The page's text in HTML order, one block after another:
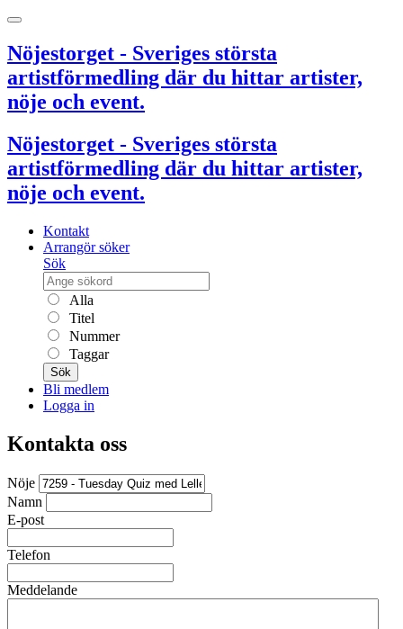
Nöjestorget - Sveriges största
artistförmedling där du hittar artister,
nöje och event.
Nöjestorget - Sveriges största
artistförmedling där du hittar artister,
nöje och event.
Kontakt
Arrangör söker
Sök
Alla
Titel
Nummer
Taggar
Sök
Bli medlem
Logga in
Kontakta oss
Nöje
Namn
E-post
Telefon
Meddelande